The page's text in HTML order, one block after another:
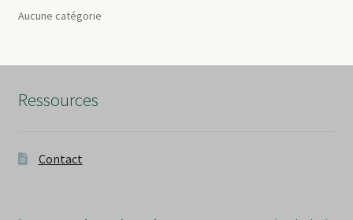
Aucune catégorie
Ressources
Contact